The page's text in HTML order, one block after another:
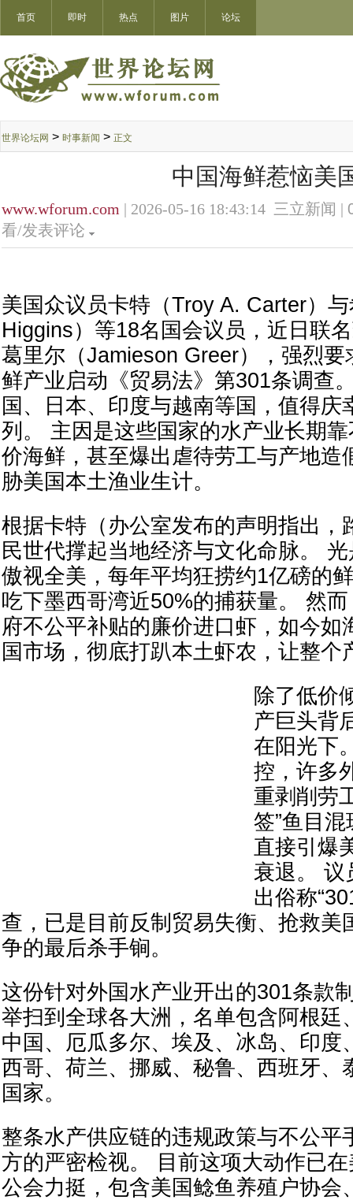
首页 即时 热点 图片 论坛
世界论坛网 > 时事新闻 > 正文
中国海鲜惹恼美
www.wforum.com | 2026-05-16 18:43:14 三立新闻 |
看/发表评论
美国众议员卡特（Troy A. Carter）
Higgins）等18名国会议员，近日联
葛里尔（Jamieson Greer），强烈
鲜产业启动《贸易法》第301条调查
国、日本、印度与越南等国，值得庆
列。 主因是这些国家的水产业长期
价海鲜，甚至爆出虐待劳工与产地造
胁美国本土渔业生计。
根据卡特（办公室发布的声明指出，
民世代撑起当地经济与文化命脉。
傲视全美，每年平均狂捞约1亿磅的
吃下墨西哥湾近50%的捕获量。 然
府不公平补贴的廉价进口虾，如今如
国市场，彻底打趴本土虾农，让整个
除了低价
产巨头背
在阳光下
控，许多
重剥削劳
签”鱼目
直接引爆
衰退。 议
出俗称
查，已是目前反制贸易失衡、抢救美
争的最后杀手锏。
这份针对外国水产业开出的301条款
举扫到全球各大洲，名单包含阿根廷
中国、厄瓜多尔、埃及、冰岛、印度
西哥、荷兰、挪威、秘鲁、西班牙、
国家。
整条水产供应链的违规政策与不公平
方的严密检视。 目前这项大动作已
公会力挺，包含美国鲶鱼养殖户协会